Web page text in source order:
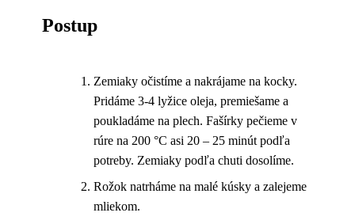
Postup
Zemiaky očistíme a nakrájame na kocky.
Pridáme 3-4 lyžice oleja, premiešame a
poukladáme na plech. Fašírky pečieme v
rúre na 200 °C asi 20 – 25 minút podľa
potreby. Zemiaky podľa chuti dosolíme.
Rožok natrháme na malé kúsky a zalejeme
mliekom.